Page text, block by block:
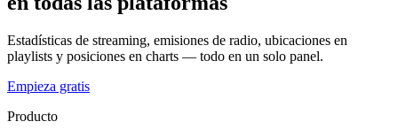
Estadísticas de streaming, emisiones de radio, ubicaciones en
playlists y posiciones en charts — todo en un solo panel.
Empieza gratis
Producto